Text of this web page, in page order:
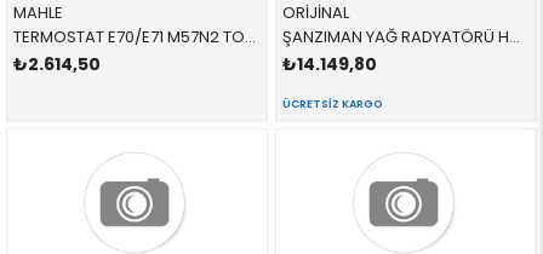
MAHLE
TERMOSTAT E70/E71 M57N2 TO693 17107558267 17107558267 F20,F21,F30,F31 1.6,1.8,2.0İ 2012-2019
₺2.614,50
ORİJİNAL
ŞANZIMAN YAĞ RADYATÖRÜ HATTI 17227604979 17227604979 17227604979 F20,F21,F30,F31 1.6,1.8,2.0İ 2012-2019
₺14.149,80
ÜCRETSIZ KARGO